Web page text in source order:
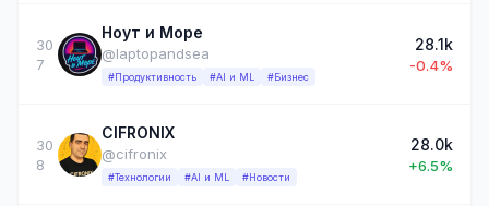
30
7
Ноут и Море
@laptopandsea
#Продуктивность #AI и ML #Бизнес
28.1k
-0.4%
30
8
CIFRONIX
@cifronix
#Технологии #AI и ML #Новости
28.0k
+6.5%